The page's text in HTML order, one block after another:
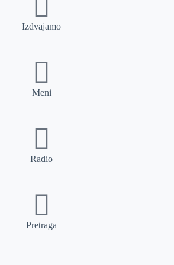
Izdvajamo
Meni
Radio
Pretraga